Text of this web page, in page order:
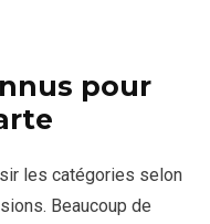
pour
les catégories selon
Beaucoup de